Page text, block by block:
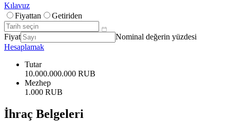
Kılavuz
Fiyattan
Getiriden
Fiyat
Nominal değerin yüzdesi
Hesaplamak
Tutar
10.000.000.000 RUB
Mezhep
1.000 RUB
İhraç Belgeleri